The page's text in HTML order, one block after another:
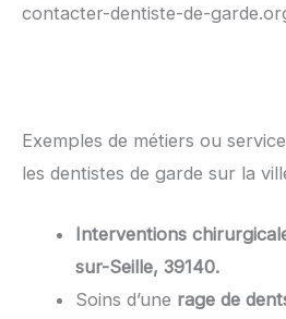
contacter-dentiste-de-
Exemples de métiers ou
les dentistes de garde sur la
Interventions
sur-Seille, 39140.
Soins d’une rage de